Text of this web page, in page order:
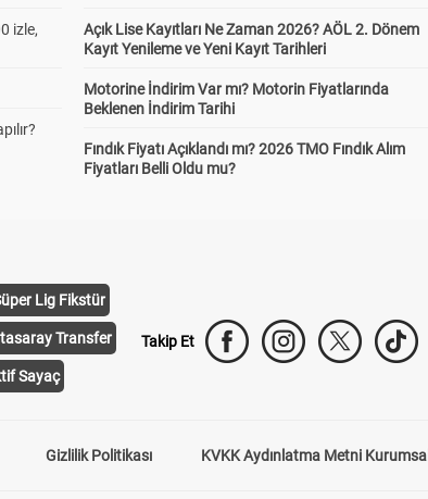
izle,
Açık Lise Kayıtları Ne Zaman 2026? AÖL 2. Dönem
Kayıt Yenileme ve Yeni Kayıt Tarihleri
Motorine İndirim Var mı? Motorin Fiyatlarında
Beklenen İndirim Tarihi
Fındık Fiyatı Açıklandı mı? 2026 TMO Fındık Alım
Fiyatları Belli Oldu mu?
Lig Fikstür
Transfer
Sayaç
Takip Et
Gizlilik Politikası KVKK Aydınlatma Metni Kurumsal